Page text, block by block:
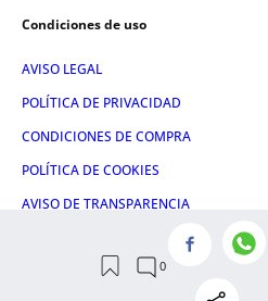
Condiciones de uso
AVISO LEGAL
POLÍTICA DE PRIVACIDAD
CONDICIONES DE COMPRA
POLÍTICA DE COOKIES
AVISO DE TRANSPARENCIA